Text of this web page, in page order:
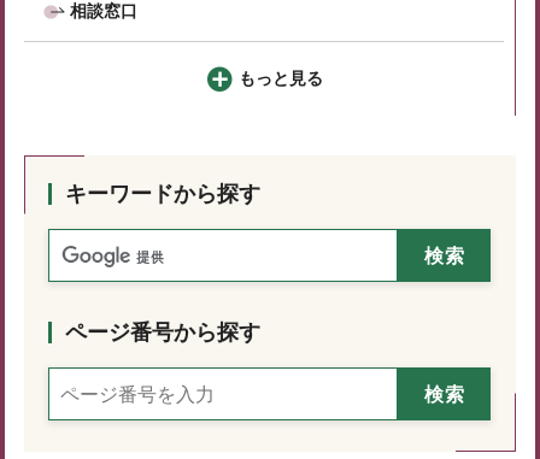
相談窓口
もっと見る
キーワードから探す
ページ番号から探す